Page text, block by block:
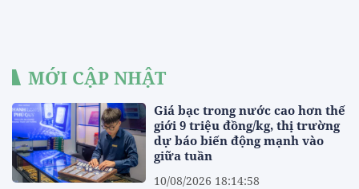
MỚI CẬP NHẬT
Giá bạc trong nước cao hơn thế
giới 9 triệu đồng/kg, thị trường
dự báo biến động mạnh vào
giữa tuần
10/08/2026 18:14:58